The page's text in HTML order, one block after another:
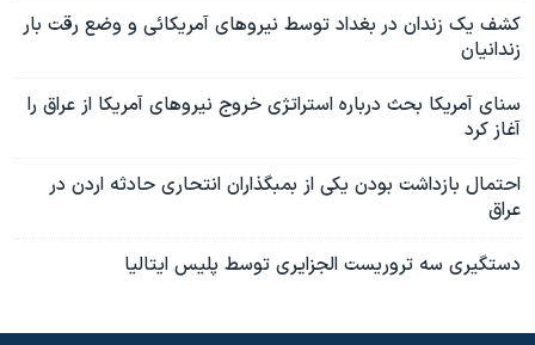
نرگس محمدی برنده جایزه نوبل صلح
همایش محافظه‌کاران آمریکا «سی‌پک»
صفحه‌های ویژه
سفر پرزیدنت ترامپ به چین
کشف يک زندان در بغداد توسط نيروهای آمريکائی و وضع رقت بار
زندانيان
سنای آمریکا بحث درباره استراتژی خروج نيروهای آمريکا از عراق را
آغاز کرد
احتمال بازداشت بودن يکی از بمبگذاران انتحاری حادثه اردن در
عراق
دستگيری سه تروريست الجزايری توسط پليس ايتاليا